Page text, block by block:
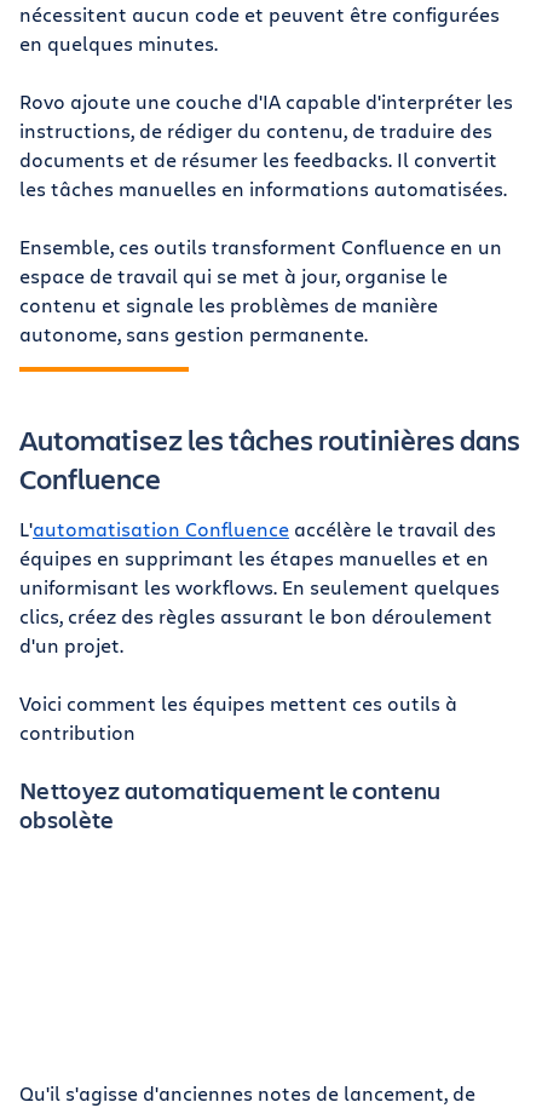
nécessitent aucun code et peuvent être configurées
en quelques minutes.
Rovo ajoute une couche d'IA capable d'interpréter les
instructions, de rédiger du contenu, de traduire des
documents et de résumer les feedbacks. Il convertit
les tâches manuelles en informations automatisées.
Ensemble, ces outils transforment Confluence en un
espace de travail qui se met à jour, organise le
contenu et signale les problèmes de manière
autonome, sans gestion permanente.
Automatisez les tâches routinières dans
Confluence
L'automatisation Confluence accélère le travail des
équipes en supprimant les étapes manuelles et en
uniformisant les workflows. En seulement quelques
clics, créez des règles assurant le bon déroulement
d'un projet.
Voici comment les équipes mettent ces outils à
contribution
Nettoyez automatiquement le contenu
obsolète
Qu'il s'agisse d'anciennes notes de lancement, de